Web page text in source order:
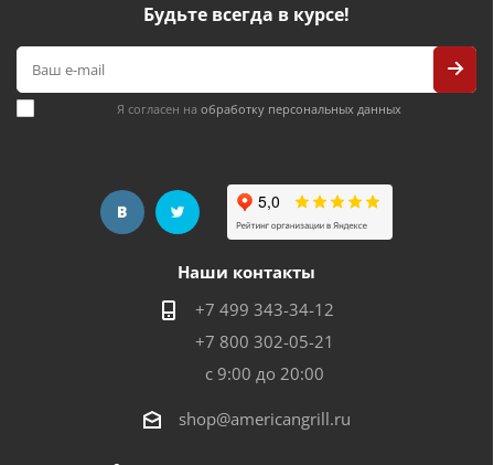
Будьте всегда в курсе!
Я согласен на обработку персональных данных
Наши контакты
+7 499 343-34-12
+7 800 302-05-21
с 9:00 до 20:00
shop@americangrill.ru